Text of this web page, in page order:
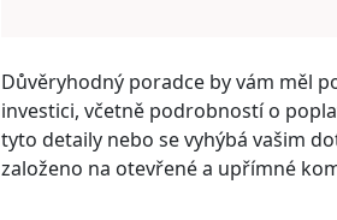
Důvěryhodný poradce by vám měl
investici, včetně podrobností o
tyto detaily nebo se vyhýbá vašim
založeno na otevřené a upřímné